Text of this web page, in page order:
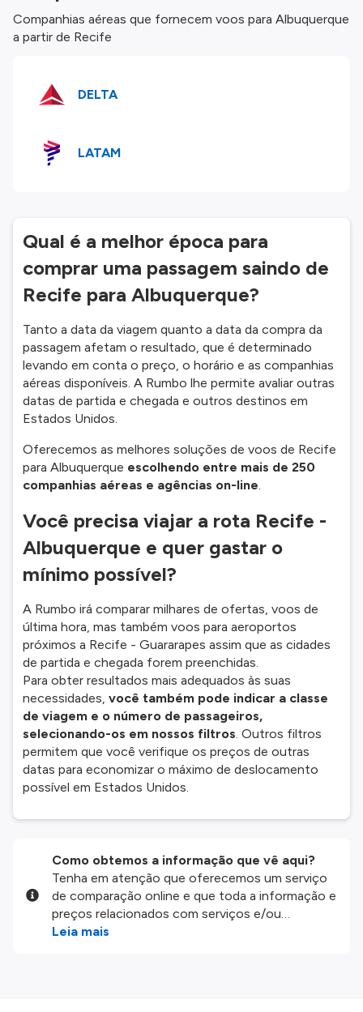
Companhias aéreas que fornecem voos para Albuquerque
a partir de Recife
DELTA
LATAM
Qual é a melhor época para
comprar uma passagem saindo de
Recife para Albuquerque?
Tanto a data da viagem quanto a data da compra da
passagem afetam o resultado, que é determinado
levando em conta o preço, o horário e as companhias
aéreas disponíveis. A Rumbo lhe permite avaliar outras
datas de partida e chegada e outros destinos em
Estados Unidos.
Oferecemos as melhores soluções de voos de Recife
para Albuquerque escolhendo entre mais de 250
companhias aéreas e agências on-line.
Você precisa viajar a rota Recife -
Albuquerque e quer gastar o
mínimo possível?
A Rumbo irá comparar milhares de ofertas, voos de
última hora, mas também voos para aeroportos
próximos a Recife - Guararapes assim que as cidades
de partida e chegada forem preenchidas.
Para obter resultados mais adequados às suas
necessidades, você também pode indicar a classe
de viagem e o número de passageiros,
selecionando-os em nossos filtros. Outros filtros
permitem que você verifique os preços de outras
datas para economizar o máximo de deslocamento
possível em Estados Unidos.
Como obtemos a informação que vê aqui?
Tenha em atenção que oferecemos um serviço
de comparação online e que toda a informação e
preços relacionados com serviços e/ou
produtos disponíveis no nosso website são
Leia mais